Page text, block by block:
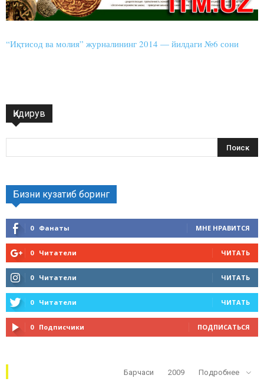
“Иқтисод ва молия” журналининг 2014 — йилдаги №6 сони
Қидирув
Бизни кузатиб боринг
0 Фанаты МНЕ НРАВИТСЯ
0 Читатели ЧИТАТЬ
0 Читатели ЧИТАТЬ
0 Читатели ЧИТАТЬ
0 Подписчики ПОДПИСАТЬСЯ
Барчаси 2009 Подробнее